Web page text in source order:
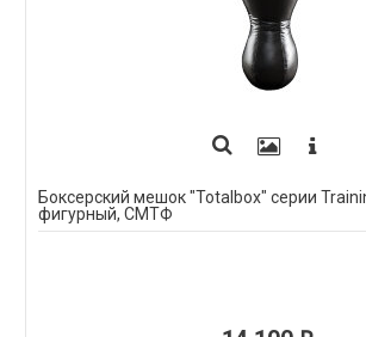
Боксерский мешок "Totalbox" серии
фигурный, СМТФ